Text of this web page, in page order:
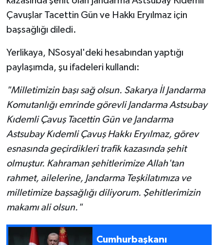
Çavuşlar Tacettin Gün ve Hakkı Eryılmaz için
başsağlığı diledi.
Yerlikaya, NSosyal'deki hesabından yaptığı
paylaşımda, şu ifadeleri kullandı:
"Milletimizin başı sağ olsun. Sakarya İl Jandarma
Komutanlığı emrinde görevli Jandarma Astsubay
Kıdemli Çavuş Tacettin Gün ve Jandarma
Astsubay Kıdemli Çavuş Hakkı Eryılmaz, görev
esnasında geçirdikleri trafik kazasında şehit
olmuştur. Kahraman şehitlerimize Allah'tan
rahmet, ailelerine, Jandarma Teşkilatımıza ve
milletimize başsağlığı diliyorum. Şehitlerimizin
makamı ali olsun."
Cumhurbaşkanı